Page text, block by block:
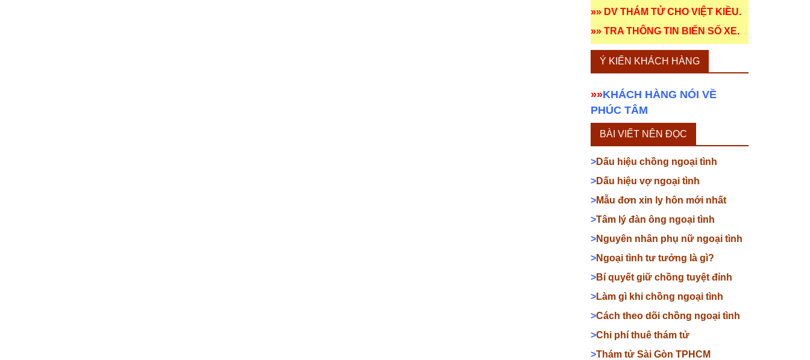
»» DV THÁM TỬ CHO VIỆT KIỀU.
»» TRA THÔNG TIN BIỂN SỐ XE.
Ý KIẾN KHÁCH HÀNG
»»KHÁCH HÀNG NÓI VỀ
PHÚC TÂM
BÀI VIẾT NÊN ĐỌC
>Dấu hiệu chồng ngoại tình
>Dấu hiệu vợ ngoại tình
>Mẫu đơn xin ly hôn mới nhất
>Tâm lý đàn ông ngoại tình
>Nguyên nhân phụ nữ ngoại tình
>Ngoại tình tư tưởng là gì?
>Bí quyết giữ chồng tuyệt đỉnh
>Làm gì khi chồng ngoại tình
>Cách theo dõi chồng ngoại tình
>Chi phí thuê thám tử
>Thám tử Sài Gòn TPHCM